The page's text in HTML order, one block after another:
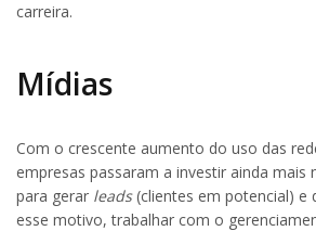
carreira.
Mídias
Com o crescente aumento do uso das
empresas passaram a investir ainda mais
para gerar leads(clientes em potencial) e
esse motivo, trabalhar com o